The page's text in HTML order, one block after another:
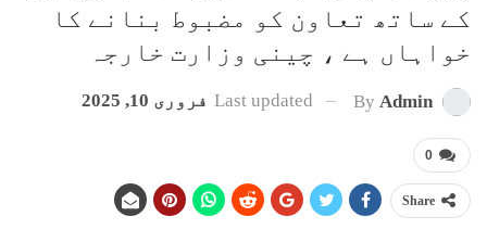
کے ساتھ تعاون کو مضبوط بنانے کا
خواہاں ہے ، چینی وزارت خارجہ
By Admin
Last updated فروری 10, 2025
0
Share